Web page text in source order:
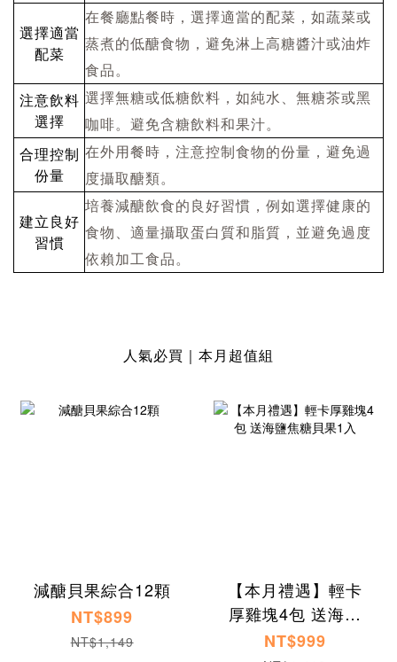
選擇適當
配菜
在餐廳點餐時，選擇適當的配菜，如蔬菜或
蒸煮的低醣食物，避免淋上高糖醬汁或油炸
食品。
注意飲料
選擇
選擇無糖或低糖飲料，如純水、無糖茶或黑
咖啡。避免含糖飲料和果汁。
合理控制
份量
在外用餐時，注意控制食物的份量，避免過
度攝取醣類。
建立良好
習慣
培養減醣飲食的良好習慣，例如選擇健康的
食物、適量攝取蛋白質和脂質，並避免過度
依賴加工食品。
人氣必買｜本月超值組
減醣貝果綜合12顆
NT$899
NT$1,149
【本月禮遇】輕卡
厚雞塊4包 送海鹽
焦糖貝果1入
NT$999